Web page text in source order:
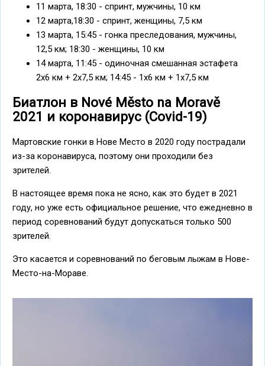
11 марта, 18:30 - спринт, мужчины, 10 км
12 марта,18:30 - спринт, женщины, 7,5 км
13 марта, 15:45 - гонка преследования, мужчины,
12,5 км; 18:30 - женщины, 10 км
14 марта, 11:45 - одиночная смешанная эстафета
2х6 км + 2х7,5 км; 14:45 - 1х6 км + 1х7,5 км
Биатлон в Nové Město na Moravě
2021 и коронавирус (Covid-19)
Мартовские гонки в Нове Место в 2020 году пострадали
из-за коронавируса, поэтому они проходили без
зрителей.
В настоящее время пока не ясно, как это будет в 2021
году, но уже есть официальное решение, что ежедневно в
период соревнований будут допускаться только 500
зрителей.
Это касается и соревнований по беговым лыжам в Нове-
Место-на-Мораве.